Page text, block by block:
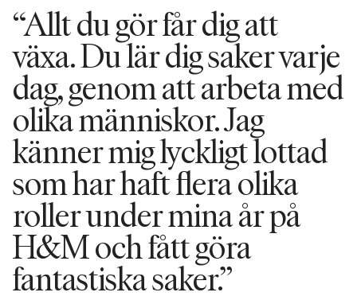
“Allt du gör får dig att
växa. Du lär dig saker varje
dag, genom att arbeta med
olika människor. Jag
känner mig lyckligt lottad
som har haft flera olika
roller under mina år på
H&M och fått göra
fantastiska saker.”